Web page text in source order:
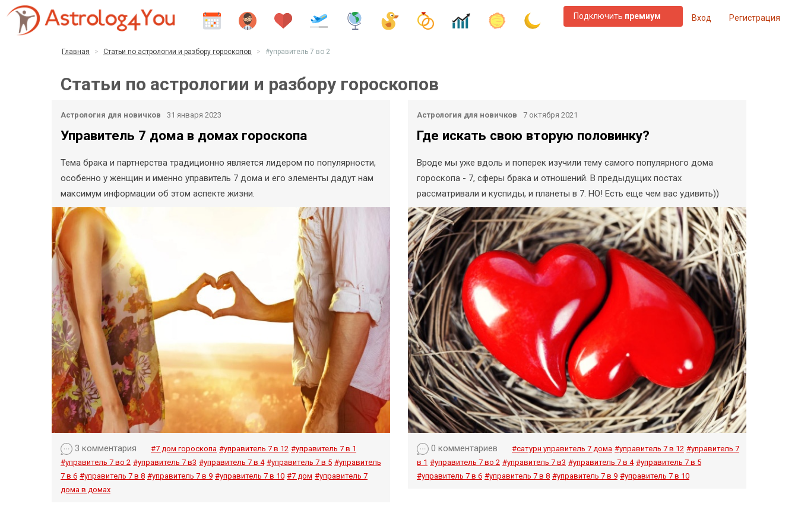
Подключить премиум Вход Регистрация
Главная Статьи по астрологии и разбору гороскопов #управитель 7 во 2
Статьи по астрологии и разбору гороскопов
Астрология для новичков 31 января 2023
Управитель 7 дома в домах гороскопа
Тема брака и партнерства традиционно является лидером по популярности,
особенно у женщин и именно управитель 7 дома и его элементы дадут нам
максимум информации об этом аспекте жизни.
3 комментария #7 дом гороскопа #управитель 7 в 12 #управитель 7 в 1
#управитель 7 во 2 #управитель 7 в3 #управитель 7 в 4 #управитель 7 в 5 #управитель
7 в 6 #управитель 7 в 8 #управитель 7 в 9 #управитель 7 в 10 #7 дом #управитель 7
дома в домах
Астрология для новичков 7 октября 2021
Где искать свою вторую половинку?
Вроде мы уже вдоль и поперек изучили тему самого популярного дома
гороскопа - 7, сферы брака и отношений. В предыдущих постах
рассматривали и куспиды, и планеты в 7. НО! Есть еще чем вас удивить))
0 комментариев #сатурн управитель 7 дома #управитель 7 в 12 #управитель 7
в 1 #управитель 7 во 2 #управитель 7 в3 #управитель 7 в 4 #управитель 7 в 5
#управитель 7 в 6 #управитель 7 в 8 #управитель 7 в 9 #управитель 7 в 10